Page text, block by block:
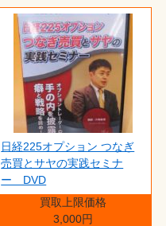
日経225オプション つなぎ
売買とサヤの実践セミナ
ー DVD
買取上限価格
3,000円